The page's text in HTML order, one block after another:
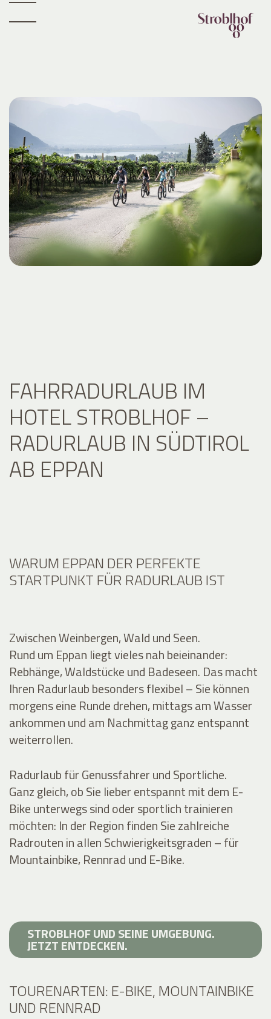
FAHRRADURLAUB IM
HOTEL STROBLHOF –
RADURLAUB IN SÜDTIROL
AB EPPAN
WARUM EPPAN DER PERFEKTE
STARTPUNKT FÜR RADURLAUB IST
Zwischen Weinbergen, Wald und Seen.
Rund um Eppan liegt vieles nah beieinander:
Rebhänge, Waldstücke und Badeseen. Das macht
Ihren Radurlaub besonders flexibel – Sie können
morgens eine Runde drehen, mittags am Wasser
ankommen und am Nachmittag ganz entspannt
weiterrollen.
Radurlaub für Genussfahrer und Sportliche.
Ganz gleich, ob Sie lieber entspannt mit dem E-
Bike unterwegs sind oder sportlich trainieren
möchten: In der Region finden Sie zahlreiche
Radrouten in allen Schwierigkeitsgraden – für
Mountainbike, Rennrad und E-Bike.
STROBLHOF UND SEINE UMGEBUNG.
JETZT ENTDECKEN.
TOURENARTEN: E-BIKE, MOUNTAINBIKE
UND RENNRAD